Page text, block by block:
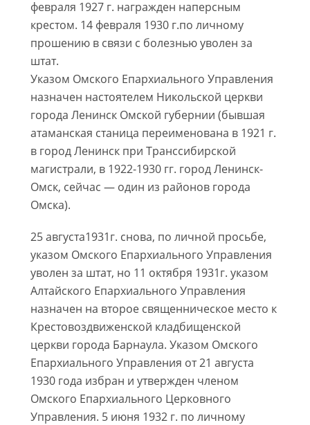
февраля 1927 г. награжден наперсным
крестом. 14 февраля 1930 г.по личному
прошению в связи с болезнью уволен за
штат.
Указом Омского Епархиального Управления
назначен настоятелем Никольской церкви
города Ленинск Омской губернии (бывшая
атаманская станица переименована в 1921 г.
в город Ленинск при Транссибирской
магистрали, в 1922-1930 гг. город Ленинск-
Омск, сейчас — один из районов города
Омска).
25 августа1931г. снова, по личной просьбе,
указом Омского Епархиального Управления
уволен за штат, но 11 октября 1931г. указом
Алтайского Епархиального Управления
назначен на второе священническое место к
Крестовоздвиженской кладбищенской
церкви города Барнаула. Указом Омского
Епархиального Управления от 21 августа
1930 года избран и утвержден членом
Омского Епархиального Церковного
Управления. 5 июня 1932 г. по личному